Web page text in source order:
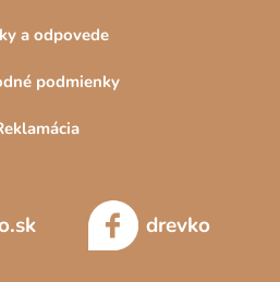
a odpovede
podmienky
drevko